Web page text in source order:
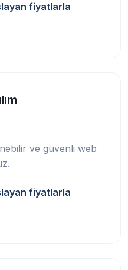
fiyatlarla
ve güvenli web
fiyatlarla